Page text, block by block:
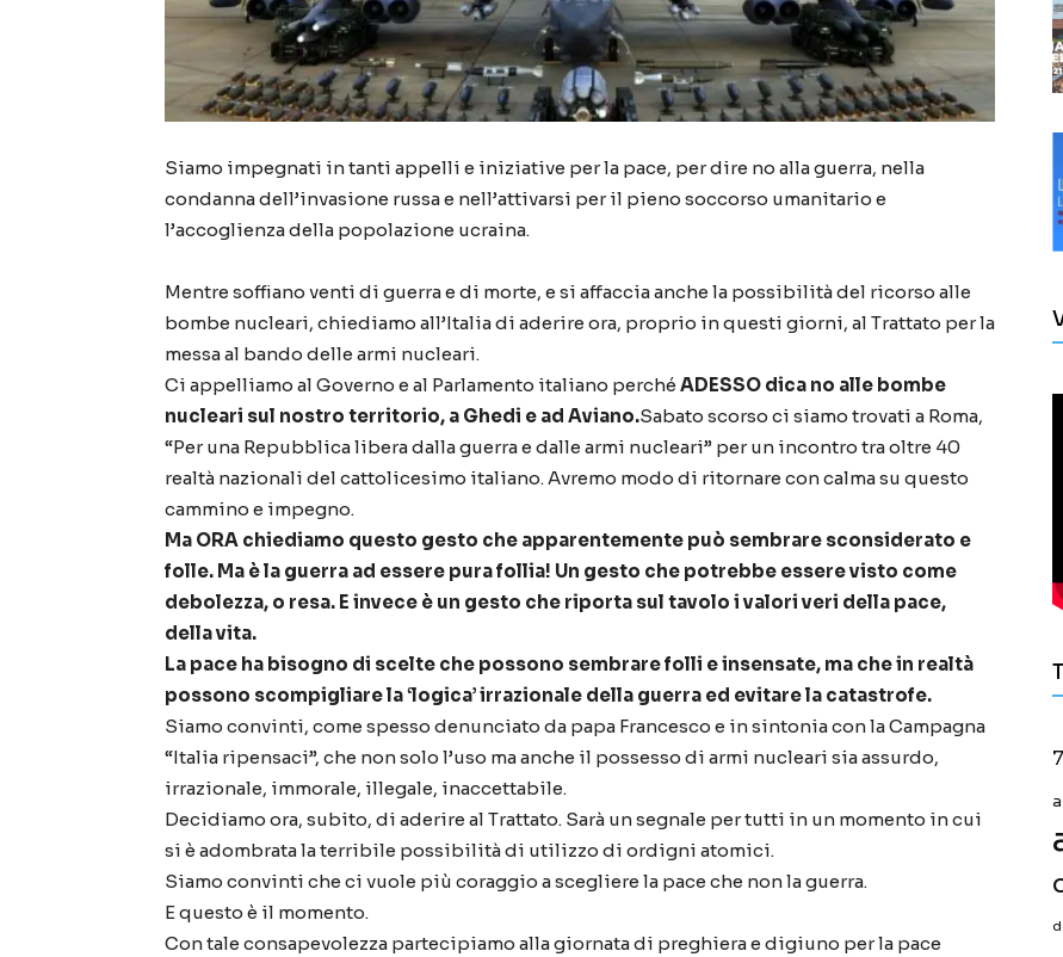
Siamo impegnati in tanti appelli e iniziative per la pace, per dire no alla guerra, nella
condanna dell’invasione russa e nell’attivarsi per il pieno soccorso umanitario e
l’accoglienza della popolazione ucraina.
Mentre soffiano venti di guerra e di morte, e si affaccia anche la possibilità del ricorso alle
bombe nucleari, chiediamo all’Italia di aderire ora, proprio in questi giorni, al Trattato per la
messa al bando delle armi nucleari.
Ci appelliamo al Governo e al Parlamento italiano perché ADESSO dica no alle bombe
nucleari sul nostro territorio, a Ghedi e ad Aviano.Sabato scorso ci siamo trovati a Roma,
“Per una Repubblica libera dalla guerra e dalle armi nucleari” per un incontro tra oltre 40
realtà nazionali del cattolicesimo italiano. Avremo modo di ritornare con calma su questo
cammino e impegno.
Ma ORA chiediamo questo gesto che apparentemente può sembrare sconsiderato e
folle. Ma è la guerra ad essere pura follia! Un gesto che potrebbe essere visto come
debolezza, o resa. E invece è un gesto che riporta sul tavolo i valori veri della pace,
della vita.
La pace ha bisogno di scelte che possono sembrare folli e insensate, ma che in realtà
possono scompigliare la ‘logica’ irrazionale della guerra ed evitare la catastrofe.
Siamo convinti, come spesso denunciato da papa Francesco e in sintonia con la Campagna
“Italia ripensaci”, che non solo l’uso ma anche il possesso di armi nucleari sia assurdo,
irrazionale, immorale, illegale, inaccettabile.
Decidiamo ora, subito, di aderire al Trattato. Sarà un segnale per tutti in un momento in cui
si è adombrata la terribile possibilità di utilizzo di ordigni atomici.
Siamo convinti che ci vuole più coraggio a scegliere la pace che non la guerra.
E questo è il momento.
Con tale consapevolezza partecipiamo alla giornata di preghiera e digiuno per la pace